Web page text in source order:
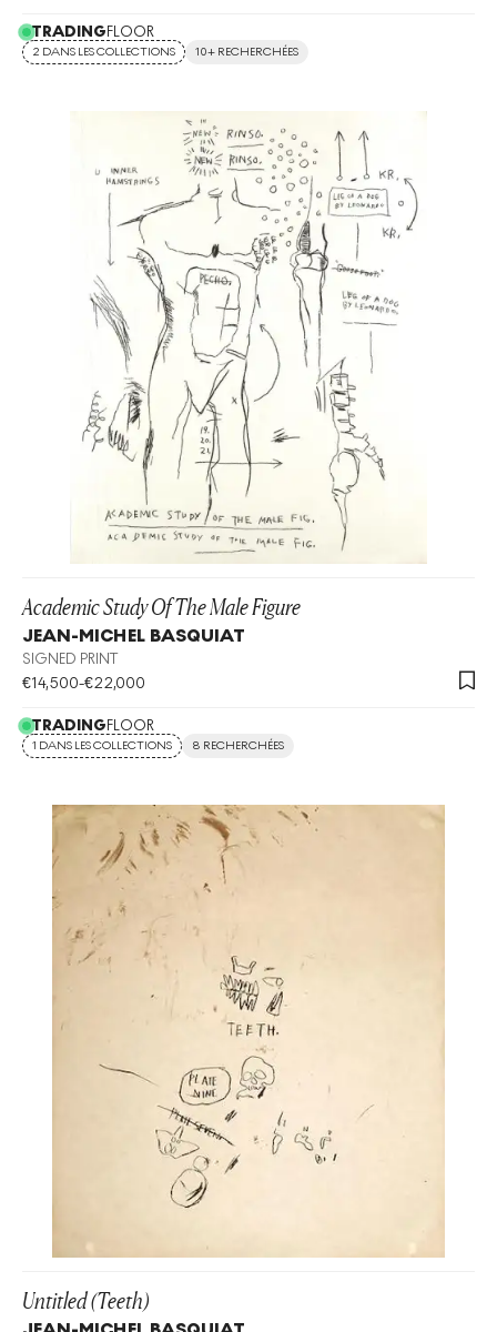
TRADINGFLOOR
2 DANS LES COLLECTIONS 10+ RECHERCHÉES
Academic Study Of The Male Figure
JEAN-MICHEL BASQUIAT
SIGNED PRINT
€14,500-€22,000
TRADINGFLOOR
1 DANS LES COLLECTIONS 8 RECHERCHÉES
Untitled (Teeth)